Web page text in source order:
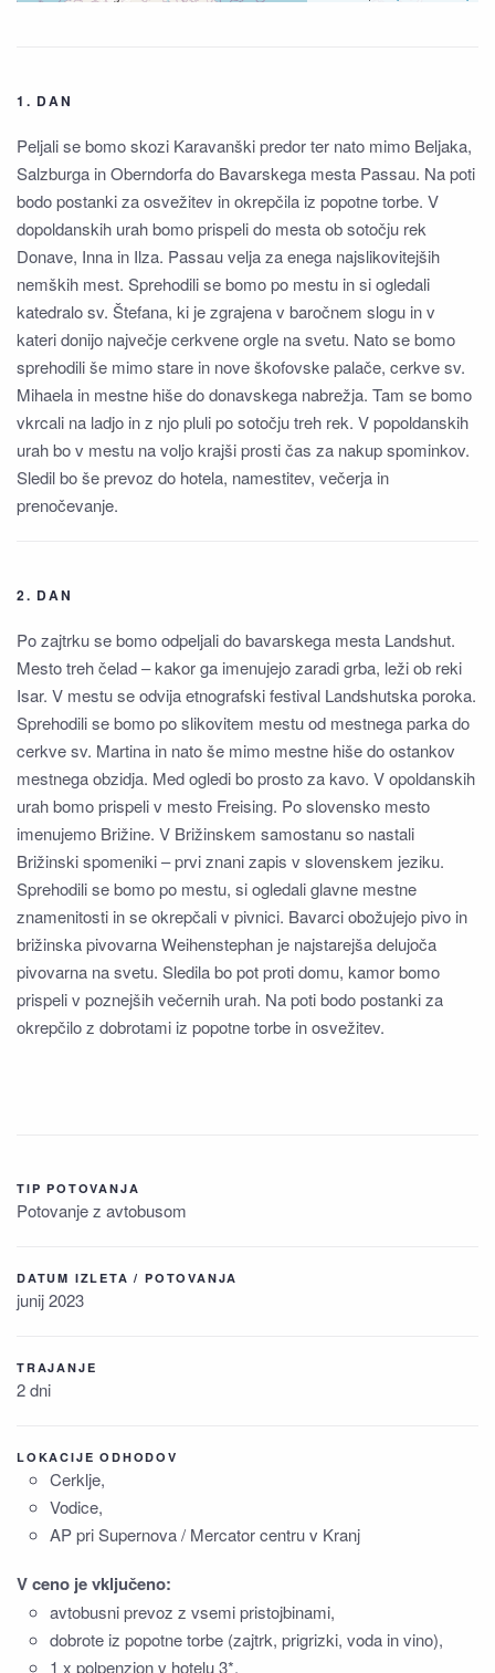
1. DAN
Peljali se bomo skozi Karavanški predor ter nato mimo Beljaka,
Salzburga in Oberndorfa do Bavarskega mesta Passau. Na poti
bodo postanki za osvežitev in okrepčila iz popotne torbe. V
dopoldanskih urah bomo prispeli do mesta ob sotočju rek
Donave, Inna in Ilza. Passau velja za enega najslikovitejših
nemških mest. Sprehodili se bomo po mestu in si ogledali
katedralo sv. Štefana, ki je zgrajena v baročnem slogu in v
kateri donijo največje cerkvene orgle na svetu. Nato se bomo
sprehodili še mimo stare in nove škofovske palače, cerkve sv.
Mihaela in mestne hiše do donavskega nabrežja. Tam se bomo
vkrcali na ladjo in z njo pluli po sotočju treh rek. V popoldanskih
urah bo v mestu na voljo krajši prosti čas za nakup spominkov.
Sledil bo še prevoz do hotela, namestitev, večerja in
prenočevanje.
2. DAN
Po zajtrku se bomo odpeljali do bavarskega mesta Landshut.
Mesto treh čelad – kakor ga imenujejo zaradi grba, leži ob reki
Isar. V mestu se odvija etnografski festival Landshutska poroka.
Sprehodili se bomo po slikovitem mestu od mestnega parka do
cerkve sv. Martina in nato še mimo mestne hiše do ostankov
mestnega obzidja. Med ogledi bo prosto za kavo. V opoldanskih
urah bomo prispeli v mesto Freising. Po slovensko mesto
imenujemo Brižine. V Brižinskem samostanu so nastali
Brižinski spomeniki – prvi znani zapis v slovenskem jeziku.
Sprehodili se bomo po mestu, si ogledali glavne mestne
znamenitosti in se okrepčali v pivnici. Bavarci obožujejo pivo in
brižinska pivovarna Weihenstephan je najstarejša delujoča
pivovarna na svetu. Sledila bo pot proti domu, kamor bomo
prispeli v poznejših večernih urah. Na poti bodo postanki za
okrepčilo z dobrotami iz popotne torbe in osvežitev.
TIP POTOVANJA
Potovanje z avtobusom
DATUM IZLETA / POTOVANJA
junij 2023
TRAJANJE
2 dni
LOKACIJE ODHODOV
Cerklje,
Vodice,
AP pri Supernova / Mercator centru v Kranj
V ceno je vključeno:
avtobusni prevoz z vsemi pristojbinami,
dobrote iz popotne torbe (zajtrk, prigrizki, voda in vino),
1 x polpenzion v hotelu 3*,